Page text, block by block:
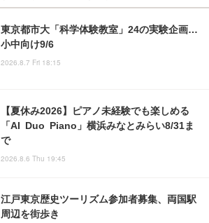
東京都市大「科学体験教室」24の実験企画…
小中向け9/6
2026.8.7 Fri 18:15
【夏休み2026】ピアノ未経験でも楽しめる
「AI Duo Piano」横浜みなとみらい8/31ま
で
2026.8.6 Thu 19:45
江戸東京歴史ツーリズム参加者募集、両国駅
周辺を街歩き